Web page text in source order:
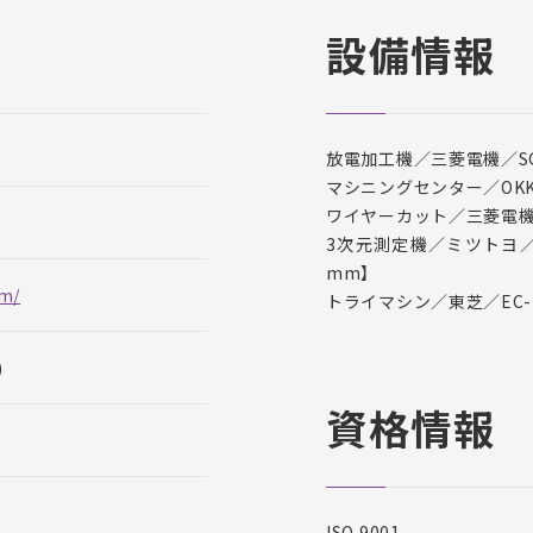
設備情報
放電加工機／三菱電機／
マシニングセンター／
ワイヤーカット／三菱電
3次元測定機／ミツト
mm】
トライマシン／東芝／
資格情報